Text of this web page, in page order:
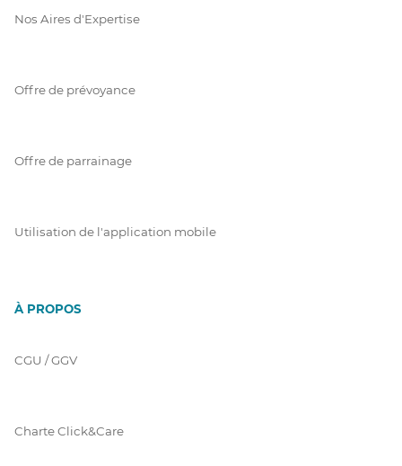
Nos Aires d'Expertise
Offre de prévoyance
Offre de parrainage
Utilisation de l'application mobile
À PROPOS
CGU / GGV
Charte Click&Care